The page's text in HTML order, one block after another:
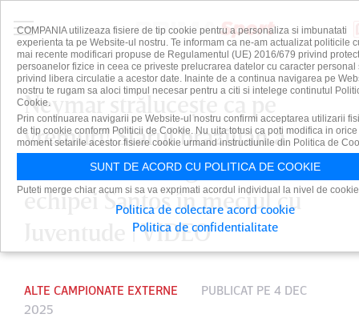
Neymar străluceşte ca pe
vremuri! Starul brazilian a
marcat cele trei goluri ale
echipei Santos în meciul cu
Juventude | VIDEO
ALTE CAMPIONATE EXTERNE
PUBLICAT PE 4 DEC
2025
COMPANIA utilizeaza fisiere de tip cookie pentru a personaliza si imbunatati
experienta ta pe Website-ul nostru. Te informam ca ne-am actualizat politicile
mai recente modificari propuse de Regulamentul (UE) 2016/679 privind
persoanelor fizice in ceea ce priveste prelucrarea datelor cu caracter personal
privind libera circulatie a acestor date. Inainte de a continua navigarea pe
nostru te rugam sa aloci timpul necesar pentru a citi si intelege continutul
Cookie.
Prin continuarea navigarii pe Website-ul nostru confirmi acceptarea utilizarii
de tip cookie conform Politicii de Cookie. Nu uita totusi ca poti modifica in orice
moment setarile acestor fisiere cookie urmand instructiunile din Politica de
SUNT DE ACORD CU POLITICA DE COOKIE
Puteti merge chiar acum si sa va exprimati acordul individual la nivel de
Politica de colectare acord cookie
Politica de confidentialitate